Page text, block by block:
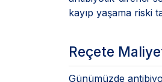
kayıp yaşama riski
Reçete
Günümüzde